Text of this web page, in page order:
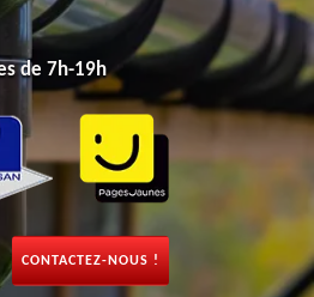
de 7h-19h
CONTACTEZ-NOUS !